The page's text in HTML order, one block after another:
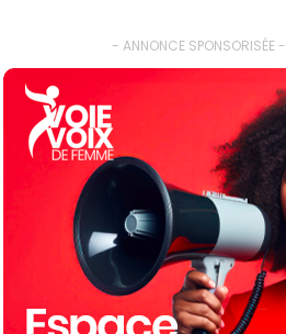
- ANNONCE SPONSORISÉE -